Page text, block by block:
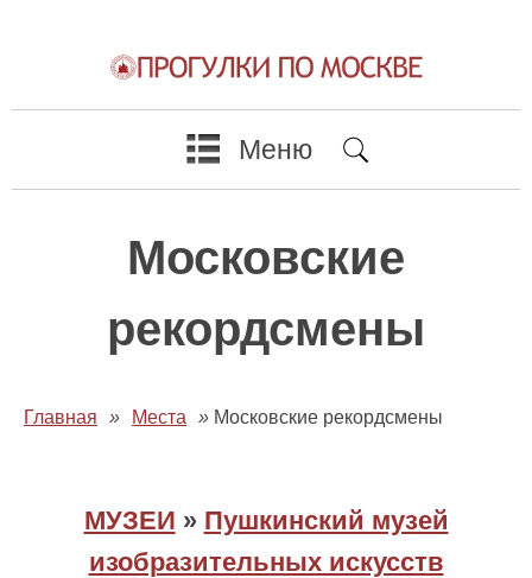
Меню
Московские
рекордсмены
Главная » Места » Московские рекордсмены
МУЗЕИ » Пушкинский музей
изобразительных искусств